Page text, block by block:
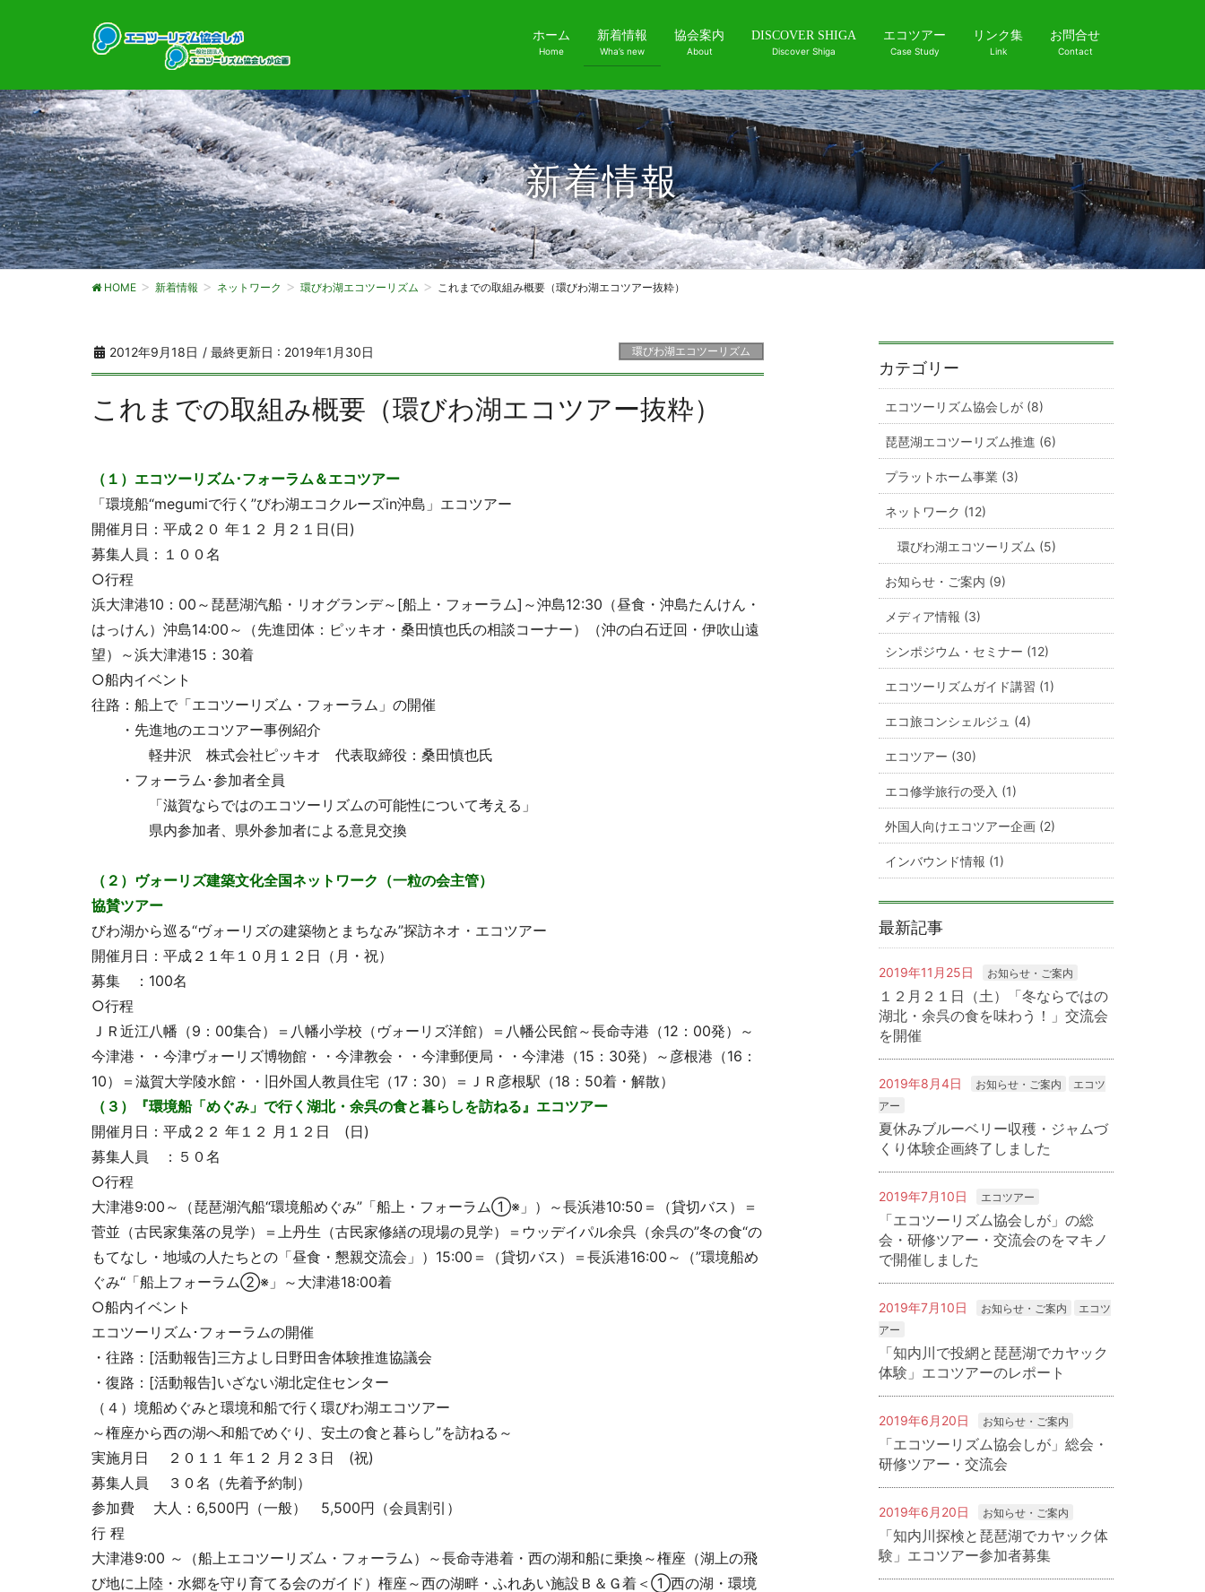
ホーム
Home
新着情報
Wha’s new
協会案内
About
DISCOVER SHIGA
Discover Shiga
エコツアー
Case Study
リンク集
Link
お問合せ
Contact
新着情報
HOME 新着情報 ネットワーク 環びわ湖エコツーリズム これまでの取組み概要（環びわ湖エコツアー抜粋）
2012年9月18日 / 最終更新日 : 2019年1月30日 環びわ湖エコツーリズム
これまでの取組み概要（環びわ湖エコツアー抜粋）
（１）エコツーリズム･フォーラム＆エコツアー
「環境船“megumiで行く”びわ湖エコクルーズin沖島」エコツアー
開催月日：平成２０ 年１２ 月２１日(日)
募集人員：１００名
○行程
浜大津港10：00～琵琶湖汽船・リオグランデ～[船上・フォーラム]～沖島12:30（昼食・沖島たんけん・
はっけん）沖島14:00～（先進団体：ピッキオ・桑田慎也氏の相談コーナー）（沖の白石迂回・伊吹山遠
望）～浜大津港15：30着
○船内イベント
往路：船上で「エコツーリズム・フォーラム」の開催
・先進地のエコツアー事例紹介
軽井沢 株式会社ピッキオ 代表取締役：桑田慎也氏
・フォーラム･参加者全員
「滋賀ならではのエコツーリズムの可能性について考える」
県内参加者、県外参加者による意見交換
（２）ヴォーリズ建築文化全国ネットワーク（一粒の会主管）
協賛ツアー
びわ湖から巡る“ヴォーリズの建築物とまちなみ”探訪ネオ・エコツアー
開催月日：平成２１年１０月１２日（月・祝）
募集 ：100名
○行程
ＪＲ近江八幡（9：00集合）＝八幡小学校（ヴォーリズ洋館）＝八幡公民館～長命寺港（12：00発）～
今津港・・今津ヴォーリズ博物館・・今津教会・・今津郵便局・・今津港（15：30発）～彦根港（16：
10）＝滋賀大学陵水館・・旧外国人教員住宅（17：30）＝ＪＲ彦根駅（18：50着・解散）
（３）『環境船「めぐみ」で行く湖北・余呉の食と暮らしを訪ねる』エコツアー
開催月日：平成２２ 年１２ 月１２日 (日)
募集人員 ：５０名
○行程
大津港9:00～（琵琶湖汽船“環境船めぐみ”「船上・フォーラム①※」）～長浜港10:50＝（貸切バス）＝
菅並（古民家集落の見学）＝上丹生（古民家修繕の現場の見学）＝ウッデイパル余呉（余呉の”冬の食“の
もてなし・地域の人たちとの「昼食・懇親交流会」）15:00＝（貸切バス）＝長浜港16:00～（”環境船め
ぐみ“「船上フォーラム②※」～大津港18:00着
○船内イベント
エコツーリズム･フォーラムの開催
・往路：[活動報告]三方よし日野田舎体験推進協議会
・復路：[活動報告]いざない湖北定住センター
（４）境船めぐみと環境和船で行く環びわ湖エコツアー
～権座から西の湖へ和船でめぐり、安土の食と暮らし”を訪ねる～
実施月日 ２０１１ 年１２ 月２３日 (祝)
募集人員 ３０名（先着予約制）
参加費 大人：6,500円（一般） 5,500円（会員割引）
行 程
大津港9:00 ～（船上エコツーリズム・フォーラム）～長命寺港着・西の湖和船に乗換～権座（湖上の飛
び地に上陸・水郷を守り育てる会のガイド）権座～西の湖畔・ふれあい施設Ｂ＆Ｇ着＜①西の湖・環境
カテゴリー
エコツーリズム協会しが (8)
琵琶湖エコツーリズム推進 (6)
プラットホーム事業 (3)
ネットワーク (12)
環びわ湖エコツーリズム (5)
お知らせ・ご案内 (9)
メディア情報 (3)
シンポジウム・セミナー (12)
エコツーリズムガイド講習 (1)
エコ旅コンシェルジュ (4)
エコツアー (30)
エコ修学旅行の受入 (1)
外国人向けエコツアー企画 (2)
インバウンド情報 (1)
最新記事
2019年11月25日 お知らせ・ご案内
１２月２１日（土）「冬ならではの
湖北・余呉の食を味わう！」交流会
を開催
2019年8月4日 お知らせ・ご案内
エコツ
アー
夏休みブルーベリー収穫・ジャムづ
くり体験企画終了しました
2019年7月10日 エコツアー
「エコツーリズム協会しが」の総
会・研修ツアー・交流会のをマキノ
で開催しました
2019年7月10日 お知らせ・ご案内
エコツ
アー
「知内川で投網と琵琶湖でカヤック
体験」エコツアーのレポート
2019年6月20日 お知らせ・ご案内
「エコツーリズム協会しが」総会・
研修ツアー・交流会
2019年6月20日 お知らせ・ご案内
「知内川探検と琵琶湖でカヤック体
験」エコツアー参加者募集